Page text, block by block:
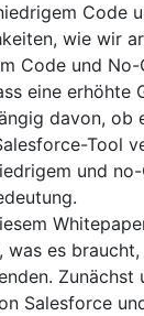
Code
wie wir
Code und
eine
davon, ob
Tool
und
was es
Salesforce